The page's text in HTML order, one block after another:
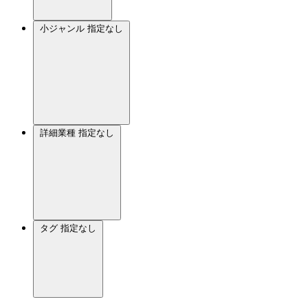
小ジャンル 指定なし
詳細業種 指定なし
タグ 指定なし